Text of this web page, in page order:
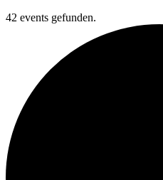
42 events gefunden.